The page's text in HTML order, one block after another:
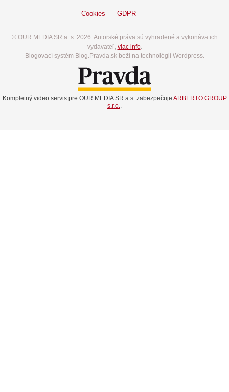
Cookies GDPR
© OUR MEDIA SR a. s. 2026. Autorské práva sú vyhradené a vykonáva ich
vydavateľ, viac info.
Blogovací systém Blog.Pravda.sk beží na technológií Wordpress.
Kompletný video servis pre OUR MEDIA SR a.s. zabezpečuje ARBERTO GROUP
s.r.o..